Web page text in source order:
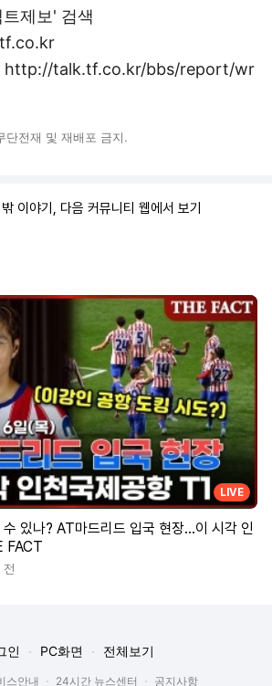
제보' 검색
http://talk.tf.co.kr/bbs/report/wr
전재 및 재배포 금지.
이야기, 다음 커뮤니티 웹에서 보기
LIVE
있나? AT마드리드 입국 현장...이 시각 인
FACT
전
인 PC화면 전체보기
스안내 24시간 뉴스센터 공지사항